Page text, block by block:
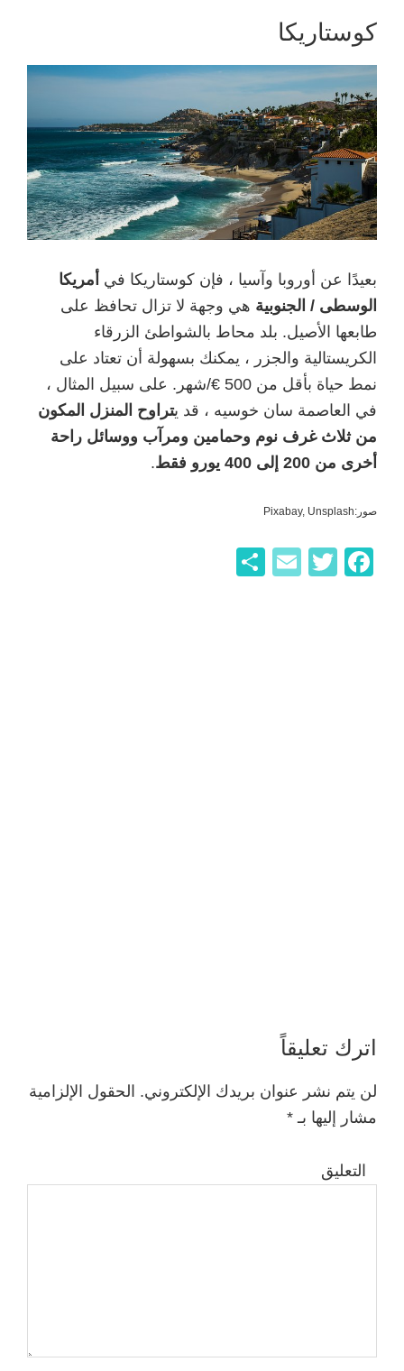
كوستاريكا
بعيدًا عن أوروبا وآسيا ، فإن كوستاريكا في أمريكا
الوسطى / الجنوبية هي وجهة لا تزال تحافظ على
طابعها الأصيل. بلد محاط بالشواطئ الزرقاء
الكريستالية والجزر ، يمكنك بسهولة أن تعتاد على
نمط حياة بأقل من 500 €/شهر. على سبيل المثال ،
في العاصمة سان خوسيه ، قد يتراوح المنزل المكون
من ثلاث غرف نوم وحمامين ومرآب ووسائل راحة
أخرى من 200 إلى 400 يورو فقط
.
صور:Pixabay, Unsplash
F
T
E
Reader
Interactions
اترك تعليقاً
لن يتم نشر عنوان بريدك الإلكتروني. الحقول الإلزامية
مشار إليها بـ *
التعليق